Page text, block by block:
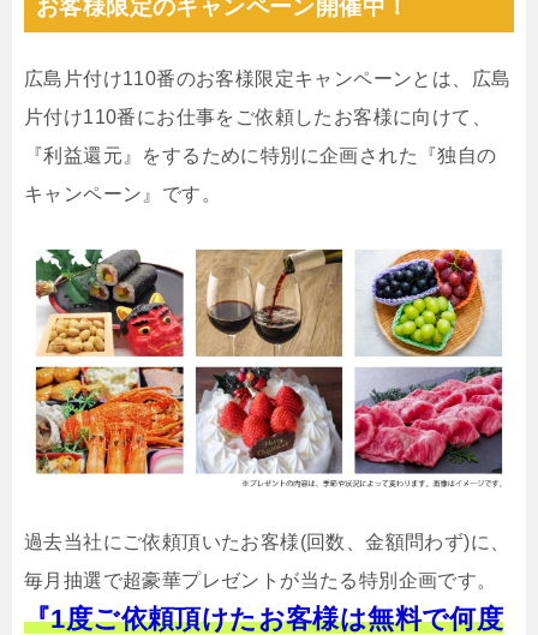
お客様限定のキャンペーン開催中！
広島片付け110番のお客様限定キャンペーンとは、広島
片付け110番にお仕事をご依頼したお客様に向けて、
『利益還元』をするために特別に企画された『独自の
キャンペーン』です。
過去当社にご依頼頂いたお客様(回数、金額問わず)に、
毎月抽選で超豪華プレゼントが当たる特別企画です。
『1度ご依頼頂けたお客様は無料で何度